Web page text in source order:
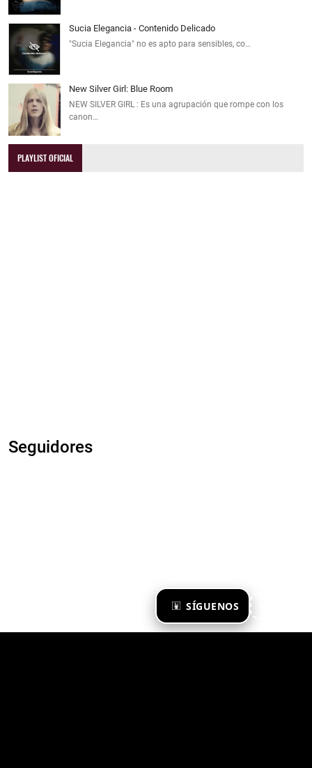
SÍGUENOS
Sucia Elegancia - Contenido Delicado
"Sucia Elegancia" no es apto para sensibles, co…
New Silver Girl: Blue Room
NEW SILVER GIRL : Es una agrupación que rompe con los
canon…
PLAYLIST OFICIAL
Seguidores